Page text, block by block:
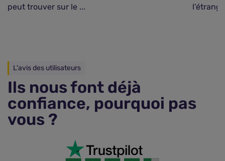
peut trouver sur le ...
L'avis des utilisateurs
Ils nous font déjà
confiance, pourquoi pas
vous ?